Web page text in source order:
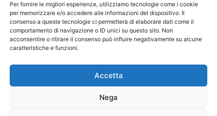
Per fornire le migliori esperienze, utilizziamo tecnologie come i cookie
per memorizzare e/o accedere alle informazioni del dispositivo. Il
consenso a queste tecnologie ci permetterà di elaborare dati come il
comportamento di navigazione o ID unici su questo sito. Non
acconsentire o ritirare il consenso può influire negativamente su alcune
caratteristiche e funzioni.
Accetta
Nega
Federazione Nazionale Degli Ordini dei Biologi:
codice fiscale 80069130583
Responsabile sito internet www.fnob.it: